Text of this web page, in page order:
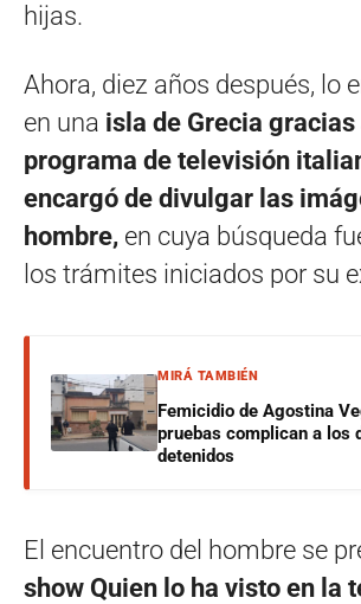
hijas.
Ahora, diez años después, lo
en una isla de Grecia gracias
programa de televisión
encargó de divulgar las
hombre, en cuya búsqueda
los trámites iniciados por su
MIRÁ TAMBIÉN
Femicidio de Agostina
pruebas complican a los
detenidos
El encuentro del hombre se
show Quien lo ha visto en la